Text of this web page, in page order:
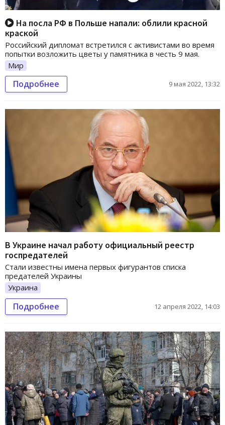
На посла РФ в Польше напали: облили красной
краской
Российский дипломат встретился с активистами во время
попытки возложить цветы у памятника в честь 9 мая.
Мир
Подробнее 9 мая 2022, 13:32
В Украине начал работу официальный реестр
госпредателей
Стали известны имена первых фигурантов списка
предателей Украины
Украина
Подробнее 12 апреля 2022, 14:03